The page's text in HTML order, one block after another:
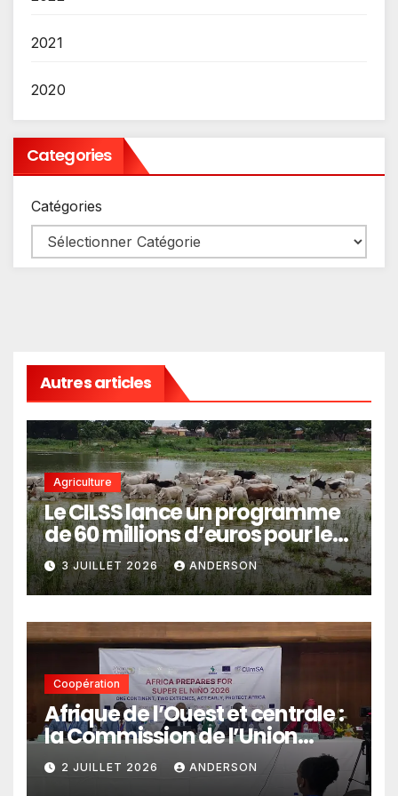
2021
2020
Categories
Catégories
Autres articles
Agriculture
Le CILSS lance un programme
de 60 millions d’euros pour le
pastoralisme
3 JUILLET 2026 ANDERSON
Coopération
Afrique de l’Ouest et centrale :
la Commission de l’Union
africaine veut renforcer
l’intégration des services
2 JUILLET 2026 ANDERSON